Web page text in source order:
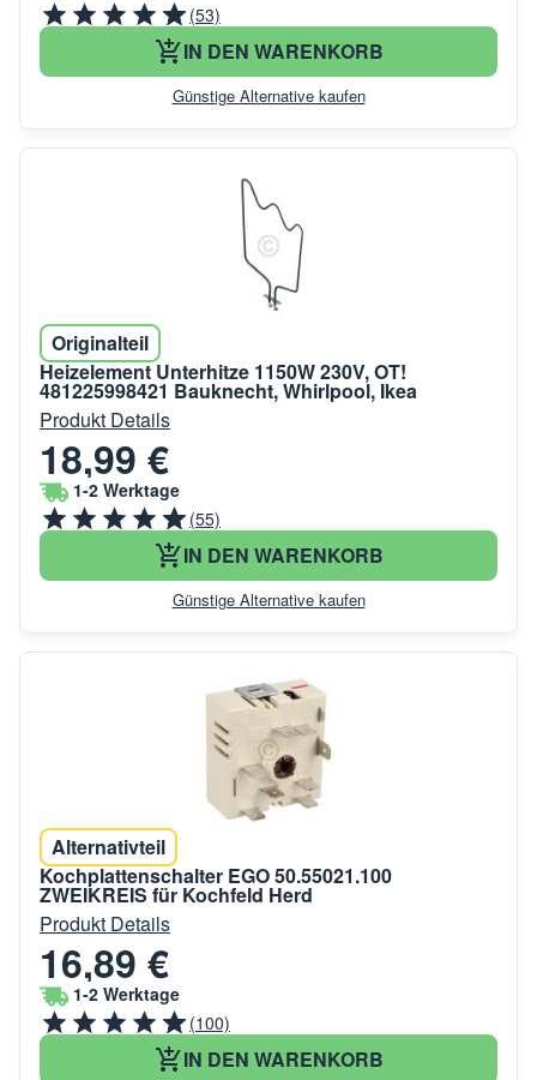
(53)
IN DEN WARENKORB
Günstige Alternative kaufen
Originalteil
Heizelement Unterhitze 1150W 230V, OT!
481225998421 Bauknecht, Whirlpool, Ikea
Produkt Details
18,99 €
1-2 Werktage
(55)
IN DEN WARENKORB
Günstige Alternative kaufen
Alternativteil
Kochplattenschalter EGO 50.55021.100
ZWEIKREIS für Kochfeld Herd
Produkt Details
16,89 €
1-2 Werktage
(100)
IN DEN WARENKORB